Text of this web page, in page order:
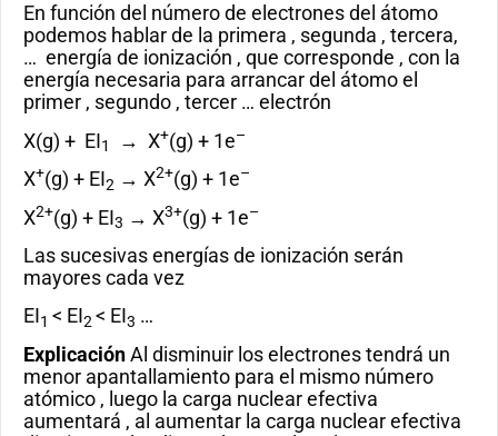
En función del número de electrones del átomo
podemos hablar de la primera , segunda , tercera,
… energía de ionización , que corresponde , con la
energía necesaria para arrancar del átomo el
primer , segundo , tercer … electrón
X(g) + EI1 → X+(g) + 1e–
X+(g) + EI2 → X2+(g) + 1e–
X2+(g) + EI3 → X3+(g) + 1e–
Las sucesivas energías de ionización serán
mayores cada vez
EI1 < EI2 < EI3 …
ExplicaciónAl disminuir los electrones tendrá un
menor apantallamiento para el mismo número
atómico , luego la carga nuclear efectiva
aumentará , al aumentar la carga nuclear efectiva